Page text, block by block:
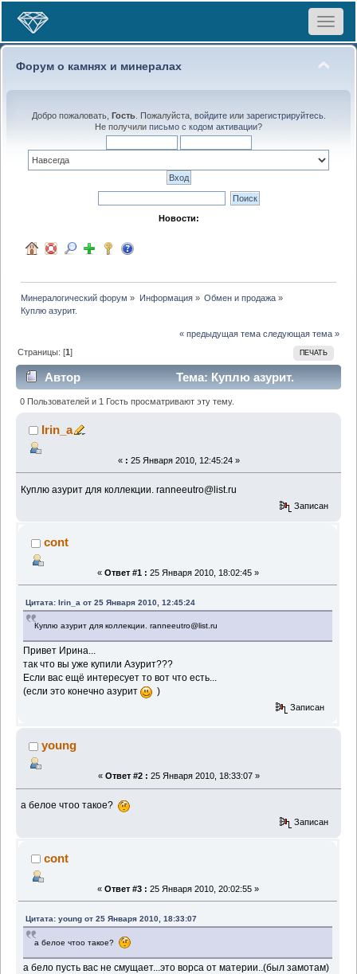
Toggle
Форум о камнях и минералах
Добро пожаловать, Гость. Пожалуйста, войдитеили зарегистрируйтесь.
Не получили письмо с кодом активации?
Новости:
Минералогический форум » Информация» Обмен и продажа»
Куплю азурит.
« предыдущая тема следующая тема »
ПЕЧАТЬ
Страницы: [1]
Автор
Тема: Куплю азурит.
(Прочитано 3267 раз)
0 Пользователей и 1 Гость просматривают эту тему.
Irin_a
« : 25 Января 2010, 12:45:24 »
Куплю азурит для коллекции. ranneeutro@list.ru
Записан
cont
« Ответ #1 : 25 Января 2010, 18:02:45 »
Цитата: Irin_a от 25 Января 2010, 12:45:24
Куплю азурит для коллекции. ranneeutro@list.ru
Привет Ирина...
так что вы уже купили Азурит???
Если вас ещё интересует то вот что есть...
(если это конечно азурит
)
Записан
young
« Ответ #2 : 25 Января 2010, 18:33:07 »
а белое чтоо такое?
Записан
cont
« Ответ #3 : 25 Января 2010, 20:02:55 »
Цитата: young от 25 Января 2010, 18:33:07
а белое чтоо такое?
а бело пусть вас не смущает...это ворса от материи..(был замотам)